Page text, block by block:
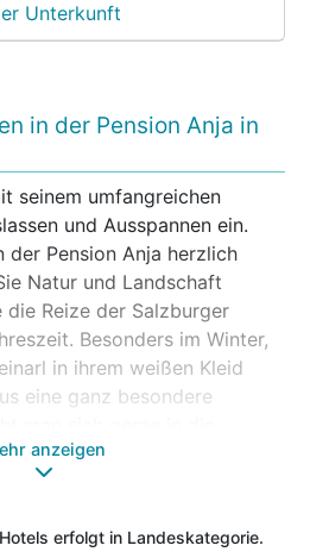
Unterkunft
in der Pension Anja in
seinem umfangreichen
und Ausspannen ein.
Pension Anja herzlich
Natur und Landschaft
die Reize der Salzburger
Besonders im Winter,
in ihrem weißen Kleid
eine ganz besondere
Appartements der
oder in den
lädt der Wellnessbereich in
anzeigen
erfolgt in Landeskategorie.